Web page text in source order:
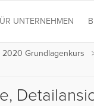
UNTERNEHMEN
Grundlagenkurs